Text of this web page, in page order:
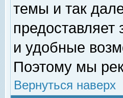
темы и так
и удобные
Поэтому мы
Вернуться наверх